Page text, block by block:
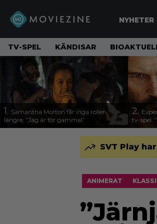
NYHETER
TV-SPEL KÄNDISAR
1. Samantha Morton får inga roller
längre: ”Jag är för gammal”
2.
tv-spel:
SVT Play
ANIMERAT